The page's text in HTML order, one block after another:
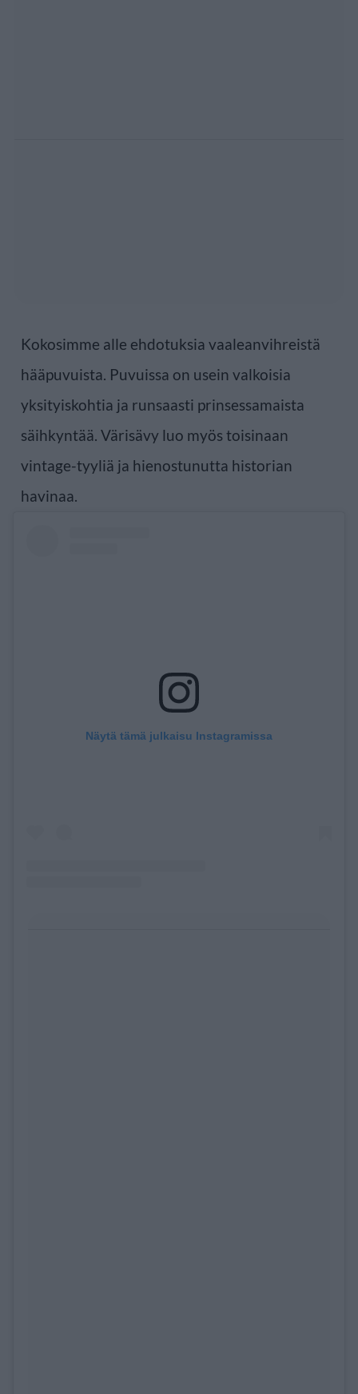
Kokosimme alle ehdotuksia vaaleanvihreistä
hääpuvuista. Puvuissa on usein valkoisia
yksityiskohtia ja runsaasti prinsessamaista
säihkyntää. Värisävy luo myös toisinaan
vintage-tyyliä ja hienostunutta historian
havinaa.
Näytä tämä julkaisu Instagramissa